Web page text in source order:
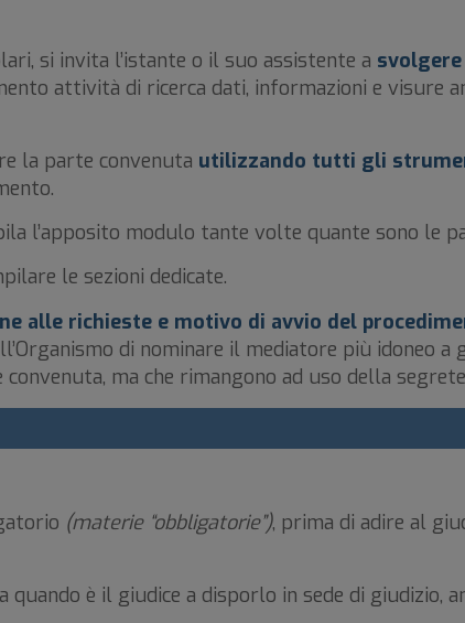
si invita l’istante o il suo assistente a svolgere
attività di ricerca dati, informazioni e visure
la parte convenuta utilizzando tutti gli
l’apposito modulo tante volte quante sono le
le sezioni dedicate.
alle richieste e motivo di avvio del
di nominare il mediatore più idoneo a
ma che rimangono ad uso della
(materie “obbligatorie”), prima di adire al
è il giudice a disporlo in sede di giudizio,